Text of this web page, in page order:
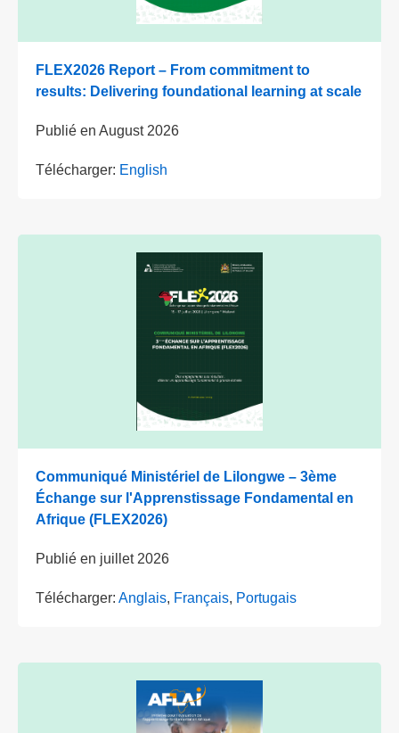
FLEX2026 Report – From commitment to
results: Delivering foundational learning at scale
Publié en August 2026
Télécharger: English
Communiqué Ministériel de Lilongwe – 3ème
Échange sur l'Apprenstissage Fondamental en
Afrique (FLEX2026)
Publié en juillet 2026
Télécharger: Anglais, Français, Portugais